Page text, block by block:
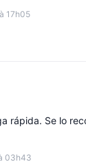
17h05
03h43
rápida. Se lo